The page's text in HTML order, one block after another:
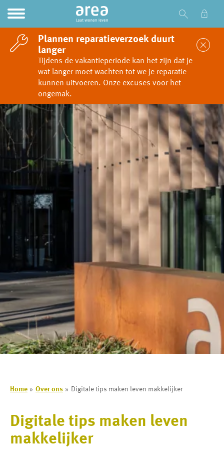
Naar hoofdinhoud
Naar hoofdnavigatiemenu
Naar de homepage
Ga naar Hoofd
Plannen reparatieverzoek duurt
langer
Tijdens de vakantieperiode kan het zijn dat je
wat langer moet wachten tot we je reparatie
kunnen uitvoeren. Onze excuses voor het
ongemak.
Home Over ons Digitale tips maken leven makkelijker
Digitale tips maken leven
makkelijker